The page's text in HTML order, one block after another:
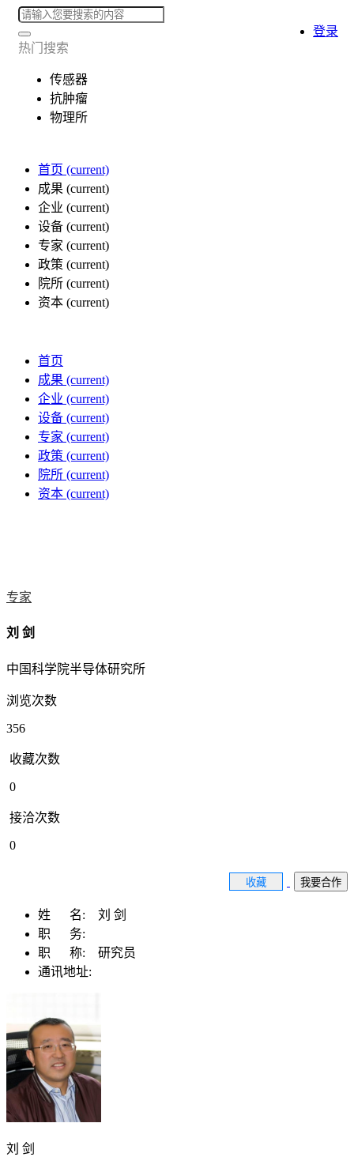
热门搜索
传感器
抗肿瘤
物理所
首页 (current)
成果 (current)
企业 (current)
设备 (current)
专家 (current)
政策 (current)
院所 (current)
资本 (current)
登录
首页
成果 (current)
企业 (current)
设备 (current)
专家 (current)
政策 (current)
院所 (current)
资本 (current)
专家
刘 剑
中国科学院半导体研究所
浏览次数
356
收藏次数
0
接洽次数
0
收藏 我要合作
姓 名: 刘 剑
职 务:
职 称: 研究员
通讯地址:
刘 剑